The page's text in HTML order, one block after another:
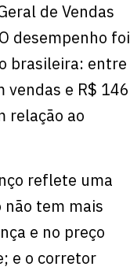
de Vendas
desempenho foi
brasileira: entre
vendas e R$ 146
relação ao
reflete uma
tem mais
e no preço
e o corretor